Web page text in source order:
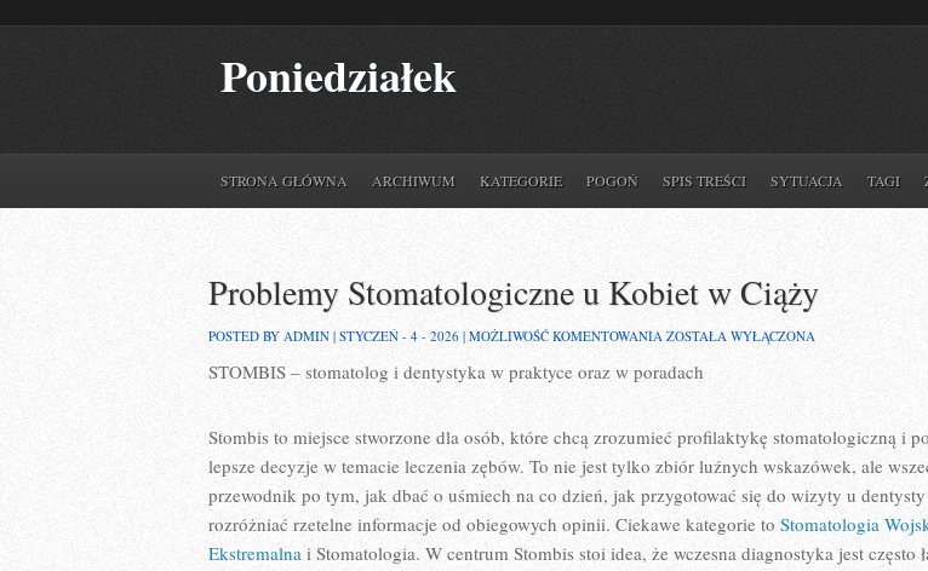
Poniedziałek
STRONA GŁÓWNA ARCHIWUM KATEGORIE POGOŃ SPIS TREŚCI SYTUACJA TAGI
Problemy Stomatologiczne u Kobiet w Ciąży
POSTED BY ADMIN | STYCZEŃ - 4 - 2026 | MOŻLIWOŚĆ KOMENTOWANIA PROBLEMY
U
ZOSTAŁA WYŁĄCZONA
STOMBIS – stomatolog i dentystyka w praktyce oraz w poradach
Stombis to miejsce stworzone dla osób, które chcą zrozumieć profilaktykę stomatologiczną i
lepsze decyzje w temacie leczenia zębów. To nie jest tylko zbiór luźnych wskazówek, ale
przewodnik po tym, jak dbać o uśmiech na co dzień, jak przygotować się do wizyty u
rozróżniać rzetelne informacje od obiegowych opinii. Ciekawe kategorie to Stomatologia
Ekstremalna i Stomatologia. W centrum Stombis stoi idea, że wczesna diagnostyka jest często